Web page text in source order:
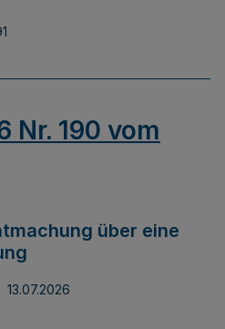
Nr. 190 vom
über eine
13.07.2026